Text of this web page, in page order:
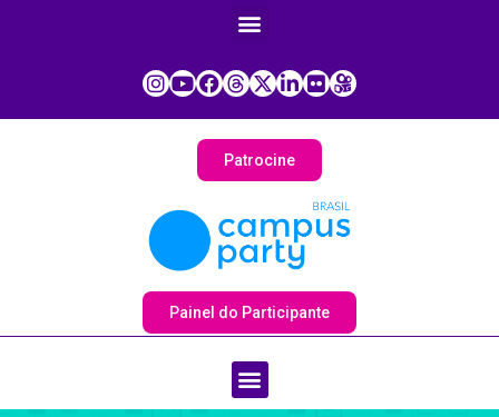
Patrocine
Painel do Participante